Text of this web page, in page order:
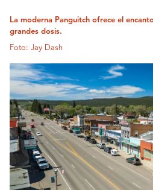
La moderna Panguitch ofrece el
grandes dosis.
Foto: Jay Dash